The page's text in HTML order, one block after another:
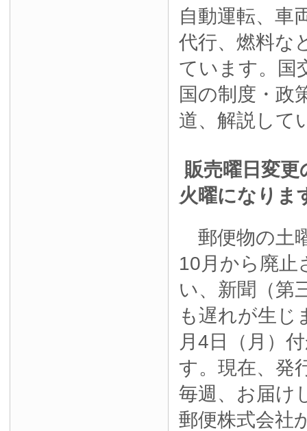
自動運転、車
代行、燃料な
ています。国
国の制度・政
道、解説して
販売曜日変
火曜になりま
郵便物の土
10月から廃止
い、新聞（第
も遅れが生じ
月4日（月）
す。現在、発
毎週、お届け
郵便株式会社